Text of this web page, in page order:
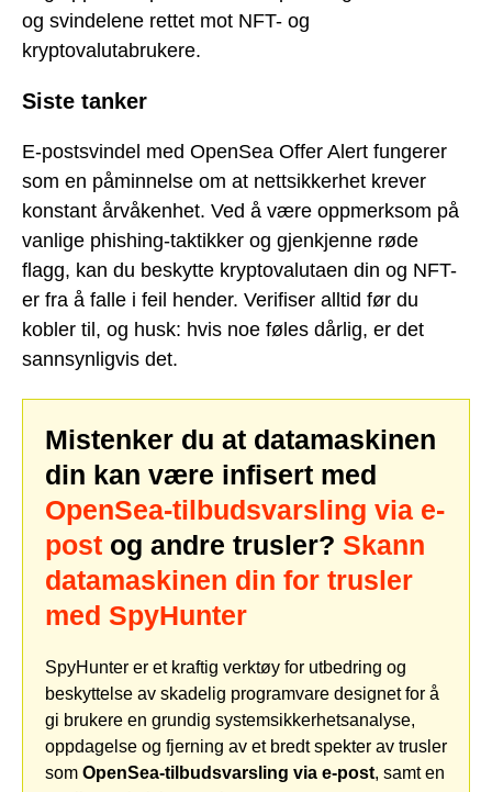
og svindelene rettet mot NFT- og
kryptovalutabrukere.
Siste tanker
E-postsvindel med OpenSea Offer Alert fungerer
som en påminnelse om at nettsikkerhet krever
konstant årvåkenhet. Ved å være oppmerksom på
vanlige phishing-taktikker og gjenkjenne røde
flagg, kan du beskytte kryptovalutaen din og NFT-
er fra å falle i feil hender. Verifiser alltid før du
kobler til, og husk: hvis noe føles dårlig, er det
sannsynligvis det.
Mistenker du at datamaskinen
din kan være infisert med
OpenSea-tilbudsvarsling via e-
post og andre trusler? Skann
datamaskinen din for trusler
med SpyHunter
SpyHunter er et kraftig verktøy for utbedring og
beskyttelse av skadelig programvare designet for å
gi brukere en grundig systemsikkerhetsanalyse,
oppdagelse og fjerning av et bredt spekter av trusler
som OpenSea-tilbudsvarsling via e-post, samt en